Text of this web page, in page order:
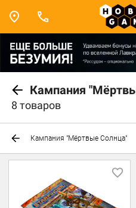
Кампания
8 товаров
Кампания "Мёртвые Солнца"